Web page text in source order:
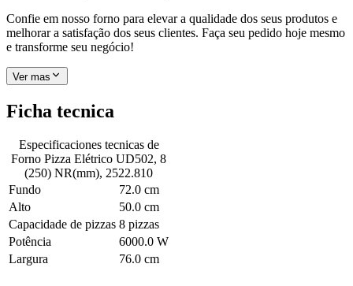
Confie em nosso forno para elevar a qualidade dos seus produtos e
melhorar a satisfação dos seus clientes. Faça seu pedido hoje mesmo
e transforme seu negócio!
Ver mas
Ficha tecnica
Especificaciones tecnicas de
Forno Pizza Elétrico UD502, 8
(250) NR(mm), 2522.810
Fundo
72.0 cm
Alto
50.0 cm
Capacidade de pizzas 8 pizzas
Potência
6000.0 W
Largura
76.0 cm